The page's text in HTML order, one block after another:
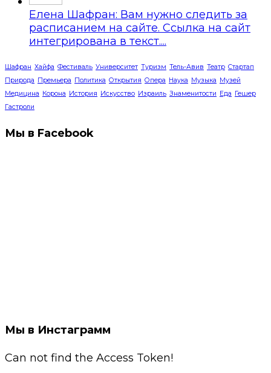
Елена Шафран: Вам нужно следить за
расписанием на сайте. Ссылка на сайт
интегрирована в текст....
Шафран Хайфа Фестиваль Университет Туризм Тель-Авив Театр Стартап
Природа Премьера Политика Открытия Опера Наука Музыка Музей
Медицина Корона История Искусство Израиль Знаменитости Еда Гешер
Гастроли
Мы в Facebook
Мы в Инстаграмм
Can not find the Access Token!